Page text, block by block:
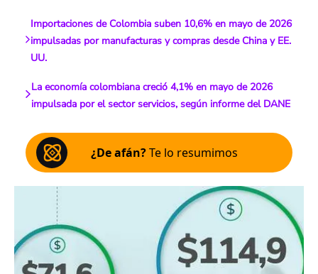
Importaciones de Colombia suben 10,6% en mayo de 2026
impulsadas por manufacturas y compras desde China y EE.
UU.
La economía colombiana creció 4,1% en mayo de 2026
impulsada por el sector servicios, según informe del DANE
¿De afán?Te lo resumimos